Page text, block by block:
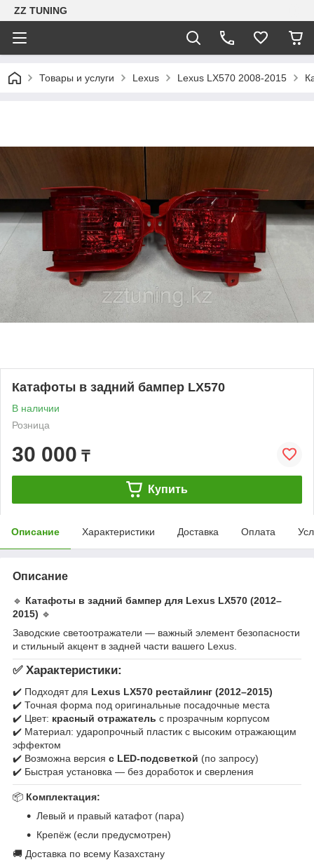
ZZ TUNING
Товары и услуги Lexus Lexus LX570 2008-2015
Катафоты в задний бампер LX570
В наличии
Розница
30 000 ₸
Купить
Описание Характеристики Доставка Оплата
Описание
🔹 Катафоты в задний бампер для Lexus LX570 (2012–
2015) 🔹
Заводские светоотражатели — важный элемент безопасности
и стильный акцент в задней части вашего Lexus.
✅ Характеристики:
✔️ Подходят для Lexus LX570 рестайлинг (2012–2015)
✔️ Точная форма под оригинальные посадочные места
✔️ Цвет: красный отражатель с прозрачным корпусом
✔️ Материал: ударопрочный пластик с высоким отражающим
эффектом
✔️ Возможна версия с LED-подсветкой (по запросу)
✔️ Быстрая установка — без доработок и сверления
📦 Комплектация:
Левый и правый катафот (пара)
Крепёж (если предусмотрен)
🚚 Доставка по всему Казахстану